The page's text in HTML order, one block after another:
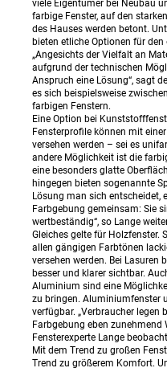
viele Eigentümer bei Neubau
farbige Fenster, auf den
des Hauses werden betont.
bieten etliche Optionen für
„Angesichts der Vielfalt an
aufgrund der technischen
Anspruch eine Lösung“, sagt
es sich beispielsweise
farbigen Fenstern.
Eine Option bei
Fensterprofile können mit
versehen werden – sei es
andere Möglichkeit ist die
eine besonders glatte
hingegen bieten sogenannte
Lösung man sich entscheidet,
Farbgebung gemeinsam: Sie
wertbeständig“, so Lange
Gleiches gelte für Holzfenster.
allen gängigen Farbtönen
versehen werden. Bei Lasuren
besser und klarer sichtbar.
Aluminium sind eine
zu bringen. Aluminiumfenster
verfügbar. „Verbraucher legen
Farbgebung eben zunehmend
Fensterexperte Lange
Mit dem Trend zu großen
Trend zu größerem Komfort.